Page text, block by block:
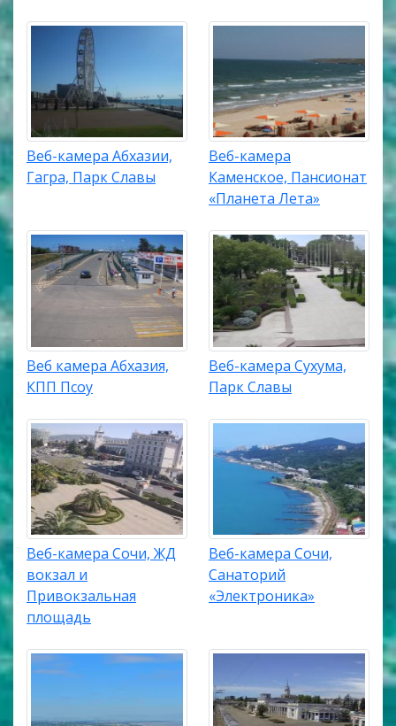
Веб-камера Абхазии,
Гагра, Парк Славы
Веб-камера
Каменское, Пансионат
«Планета Лета»
Веб камера Абхазия,
КПП Псоу
Веб-камера Сухума,
Парк Славы
Веб-камера Сочи, ЖД
вокзал и
Привокзальная
площадь
Веб-камера Сочи,
Санаторий
«Электроника»